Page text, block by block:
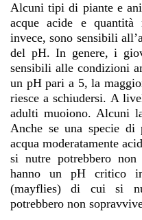
Alcuni tipi di piante e
acque acide e
invece, sono sensibili
del pH. In genere, i
sensibili alle condizioni
un pH pari a 5, la
riesce a schiudersi. A
adulti muoiono. Alcuni
Anche se una specie di
acqua moderatamente
si nutre potrebbero
hanno un pH critico
(mayflies) di cui si
potrebbero non